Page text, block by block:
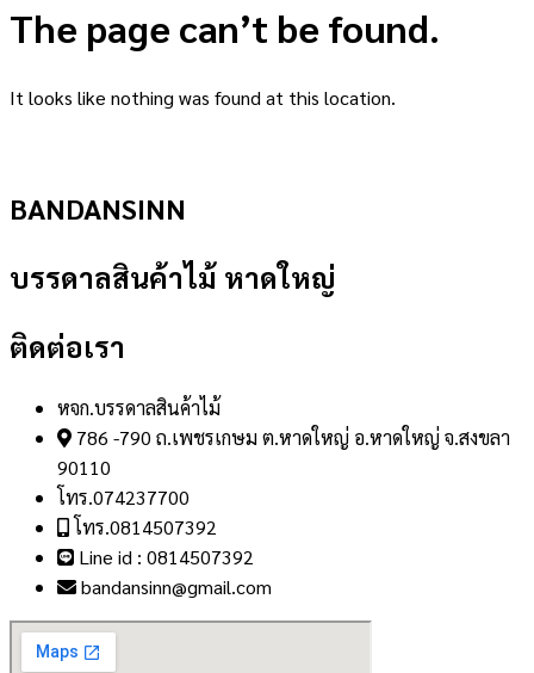
The page can’t be found.
It looks like nothing was found at this location.
BANDANSINN
บรรดาลสินค้าไม้ หาดใหญ่
ติดต่อเรา
หจก.บรรดาลสินค้าไม้
786 -790 ถ.เพชรเกษม ต.หาดใหญ่ อ.หาดใหญ่ จ.สงขลา
90110
โทร.074237700
โทร.0814507392
Line id : 0814507392
bandansinn@gmail.com